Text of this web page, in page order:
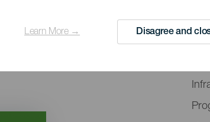
Learn More → Disagree and
del
La